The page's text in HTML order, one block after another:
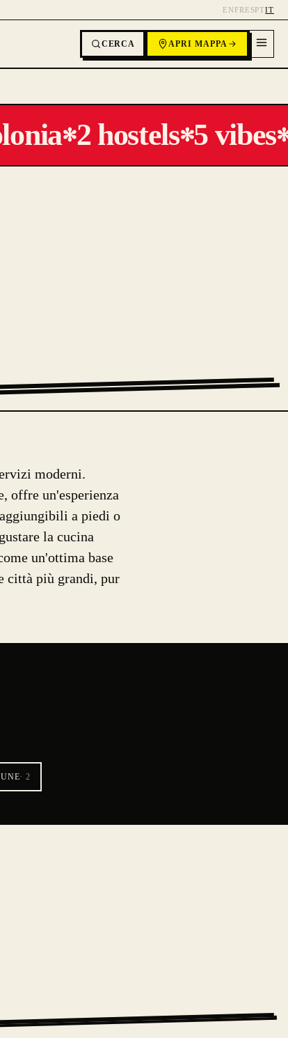
EN FR ESPTIT
CERCA APRI MAPPA
✻2 hostels✻5 vibes✻
moderni.
offre un'esperienza
a piedi o
la cucina
un'ottima base
città più grandi, pur
· 2